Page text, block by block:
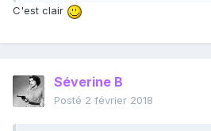
C'est clair
Séverine B
Posté 2 février 2018